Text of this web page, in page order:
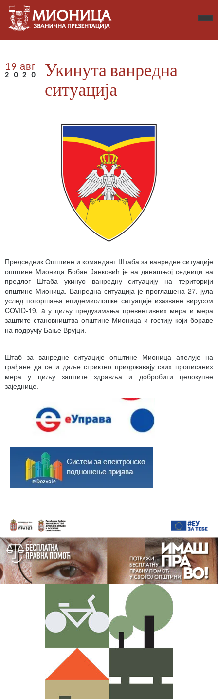
19 авг
2020
Укинута ванредна
ситуација
Председник Општине и командант Штаба за ванредне ситуације
општине Мионица Бобан Јанковић је на данашњој седници на
предлог Штаба укинуо ванредну ситуацију на територији
општине Мионица. Ванредна ситуација је проглашена 27. јула
услед погоршања епидемиолошке ситуације изазване вирусом
COVID-19, a у циљу предузимања превентивних мера и мера
заштите становништва општине Мионица и гостију који бораве
на подручју Бање Врујци.
Штаб за ванредне ситуације општине Мионица апелује на
грађане да се и даље стриктно придржавају свих прописаних
мера у циљу заштите здравља и добробити целокупне
заједнице.